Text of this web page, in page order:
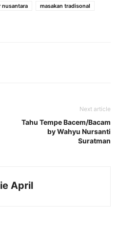
nusantara
masakan tradisonal
Next article
Tahu Tempe Bacem/Bacam
by Wahyu Nursanti
Suratman
April